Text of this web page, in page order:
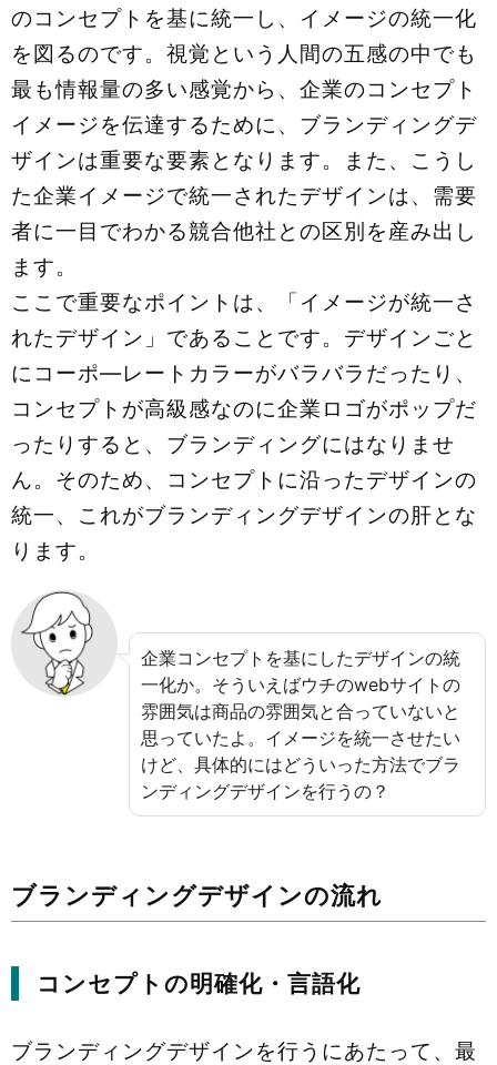
のコンセプトを基に統一し、イメージの統一化
を図るのです。視覚という人間の五感の中でも
最も情報量の多い感覚から、企業のコンセプト
イメージを伝達するために、ブランディングデ
ザインは重要な要素となります。また、こうし
た企業イメージで統一されたデザインは、需要
者に一目でわかる競合他社との区別を産み出し
ます。
ここで重要なポイントは、「イメージが統一さ
れたデザイン」であることです。デザインごと
にコーポ―レートカラーがバラバラだったり、
コンセプトが高級感なのに企業ロゴがポップだ
ったりすると、ブランディングにはなりませ
ん。そのため、コンセプトに沿ったデザインの
統一、これがブランディングデザインの肝とな
ります。
企業コンセプトを基にしたデザインの統
一化か。そういえばウチのwebサイトの
雰囲気は商品の雰囲気と合っていないと
思っていたよ。イメージを統一させたい
けど、具体的にはどういった方法でブラ
ンディングデザインを行うの？
ブランディングデザインの流れ
コンセプトの明確化・言語化
ブランディングデザインを行うにあたって、最